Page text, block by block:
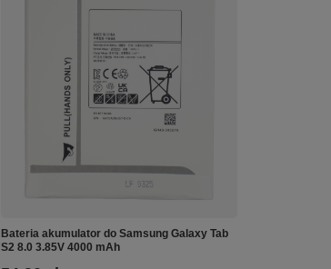
Bateria akumulator do Samsung Galaxy Tab
S2 8.0 3.85V 4000 mAh